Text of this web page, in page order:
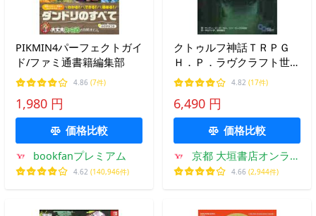
PIKMIN4パーフェクトガイ
ド/ファミ通書籍編集部
4.86 (7件)
1,980 円
価格比較
bookfanプレミアム
4.62 (140,946件)
クトゥルフ神話ＴＲＰＧ
Ｈ．Ｐ．ラヴクラフト世界
のホラーロールプレイング
/ Ｓ．ピーターセン 他
4.82 (17件)
6,490 円
価格比較
京都 大垣書店オンライ
ン
4.66 (2,944件)